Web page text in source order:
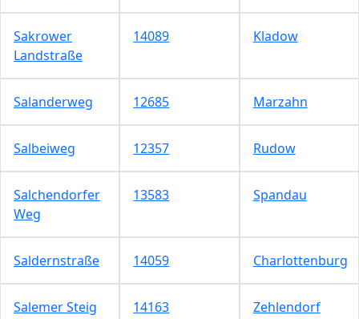
Sakrower
Landstraße
14089 Kladow
Salanderweg 12685 Marzahn
Salbeiweg 12357 Rudow
Salchendorfer
Weg
13583 Spandau
Saldernstraße 14059 Charlottenburg
Salemer Steig 14163 Zehlendorf